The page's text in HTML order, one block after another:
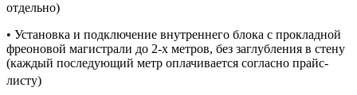
отдельно)
• Установка и подключение внутреннего блока с прокладной
фреоновой магистрали до 2-х метров, без заглубления в стену
(каждый последующий метр оплачивается согласно прайс-
листу)